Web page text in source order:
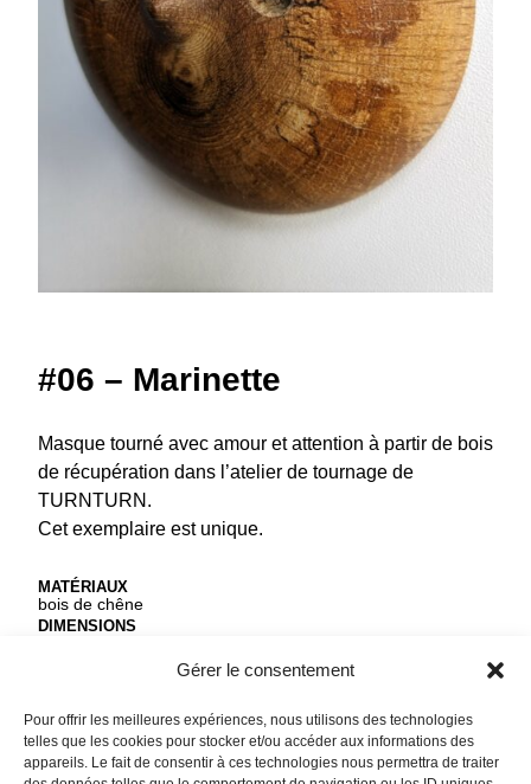
Gérer le consentement
Pour offrir les meilleures expériences, nous utilisons des technologies
telles que les cookies pour stocker et/ou accéder aux informations des
appareils. Le fait de consentir à ces technologies nous permettra de traiter
#06 – Marinette
Masque tourné avec amour et attention à partir de bois
de récupération dans l’atelier de tournage de
TURNTURN.
Cet exemplaire est unique.
MATÉRIAUX
bois de chêne
DIMENSIONS
25,00€